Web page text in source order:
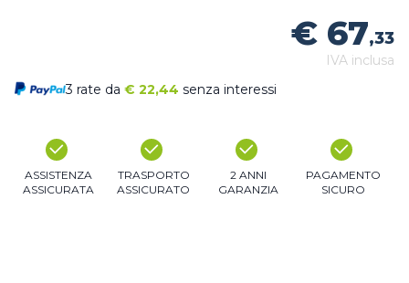
€ 67,33
IVA inclusa
3 rate da € 22,44 senza interessi
ASSISTENZA
ASSICURATA
TRASPORTO
ASSICURATO
2 ANNI
GARANZIA
PAGAMENTO
SICURO